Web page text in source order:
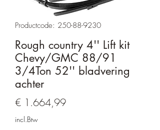
Productcode: 250-88-9230
Rough country 4'' Lift kit
Chevy/GMC 88/91
3/4Ton 52'' bladvering
achter
€ 1.664,99Prijs
incl.Btw